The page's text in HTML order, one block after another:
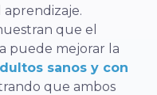
aprendizaje.
que el
puede mejorar la
sanos y con
que ambos